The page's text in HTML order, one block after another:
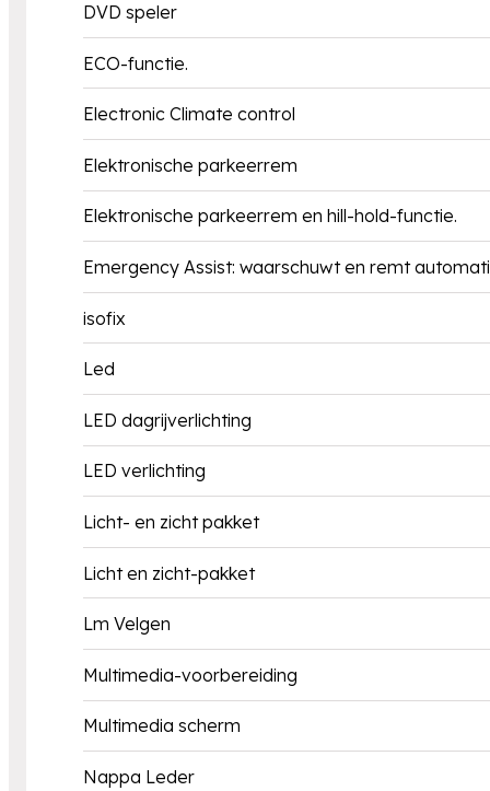
DVD speler
ECO-functie.
Electronic Climate control
Elektronische parkeerrem
Elektronische parkeerrem en hill-hold-functie.
Emergency Assist: waarschuwt en remt
isofix
Led
LED dagrijverlichting
LED verlichting
Licht- en zicht pakket
Licht en zicht-pakket
Lm Velgen
Multimedia-voorbereiding
Multimedia scherm
Nappa Leder